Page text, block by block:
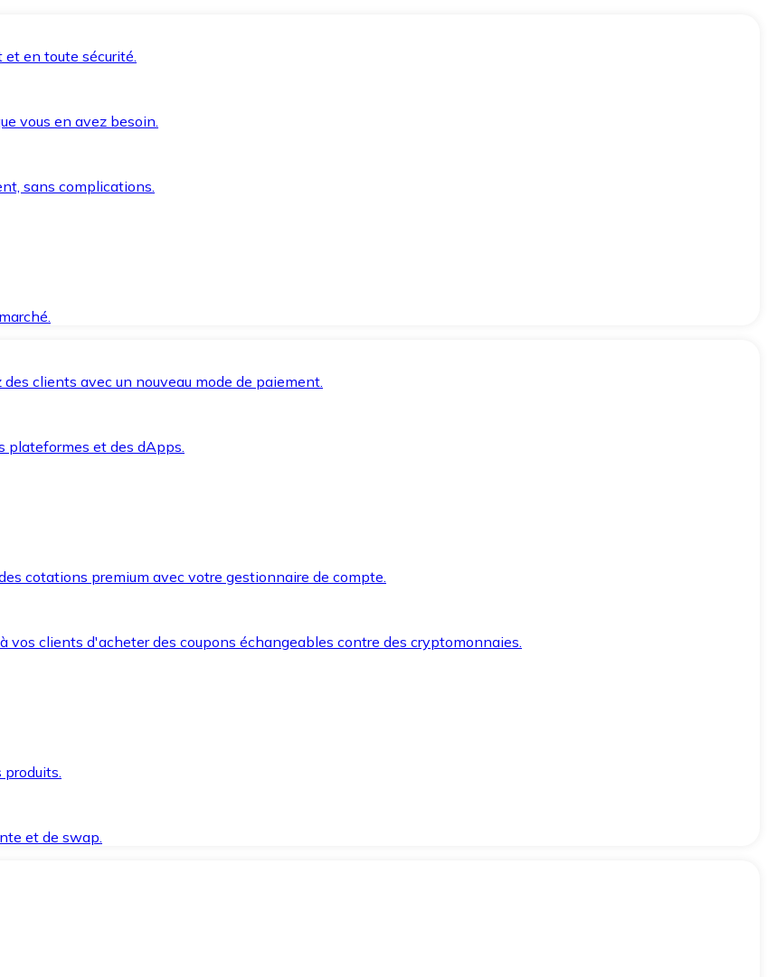
en toute sécurité.
vous en avez besoin.
sans complications.
clients avec un nouveau mode de paiement.
plateformes et des dApps.
cotations premium avec votre gestionnaire de compte.
clients d'acheter des coupons échangeables contre des cryptomonnaies.
produits.
et de swap.